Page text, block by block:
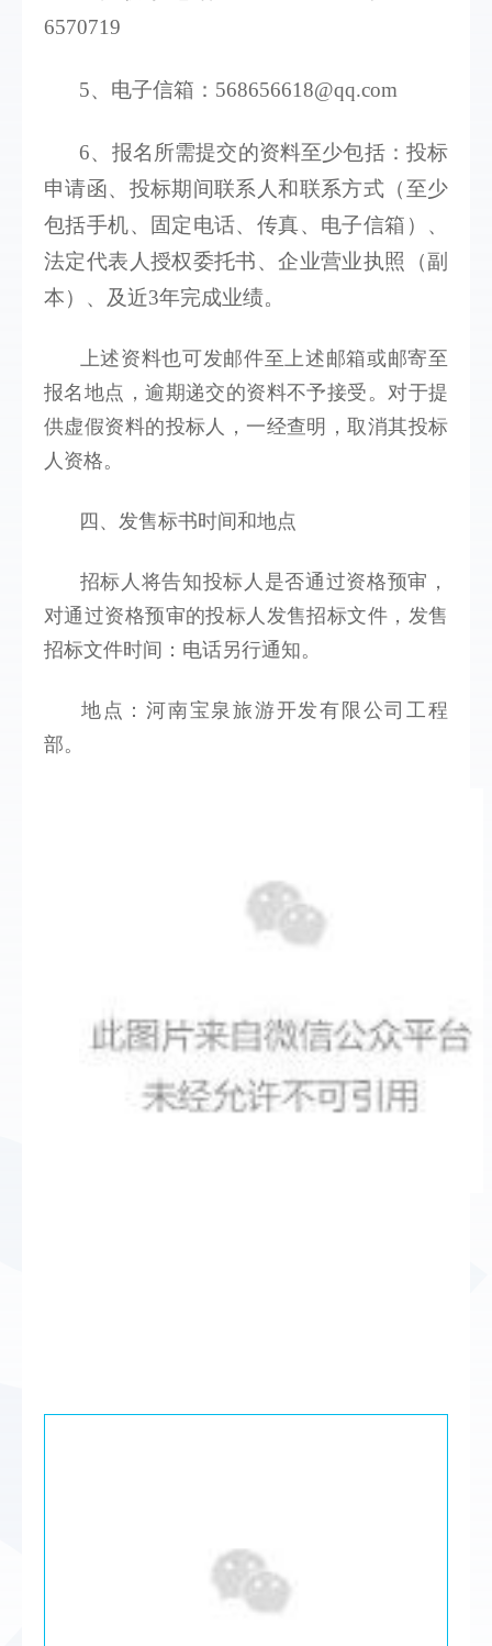
6570719
5、电子信箱：568656618@qq.com
6、报名所需提交的资料至少包括：投标
申请函、投标期间联系人和联系方式（至少
包括手机、固定电话、传真、电子信箱）、
法定代表人授权委托书、企业营业执照（副
本）、及近3年完成业绩。
上述资料也可发邮件至上述邮箱或邮寄至
报名地点，逾期递交的资料不予接受。对于提
供虚假资料的投标人，一经查明，取消其投标
人资格。
四、发售标书时间和地点
招标人将告知投标人是否通过资格预审，
对通过资格预审的投标人发售招标文件，发售
招标文件时间： 电话另行通知。
地点：河南宝泉旅游开发有限公司工程
部。